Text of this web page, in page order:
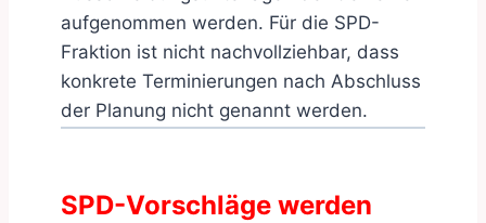
aufgenommen werden. Für die SPD-
Fraktion ist nicht nachvollziehbar, dass
konkrete Terminierungen nach Abschluss
der Planung nicht genannt werden.
SPD-Vorschläge werden